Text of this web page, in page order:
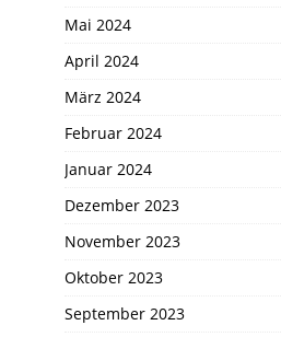
Mai 2024
April 2024
März 2024
Februar 2024
Januar 2024
Dezember 2023
November 2023
Oktober 2023
September 2023